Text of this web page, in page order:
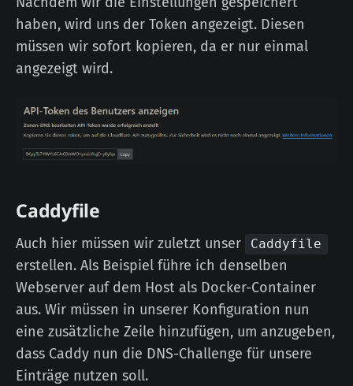
haben, wird uns der Token angezeigt. Diesen
müssen wir sofort kopieren, da er nur einmal
angezeigt wird.
Caddyfile
Auch hier müssen wir zuletzt unser Caddyfile
erstellen. Als Beispiel führe ich denselben
Webserver auf dem Host als Docker-Container
aus. Wir müssen in unserer Konfiguration nun
eine zusätzliche Zeile hinzufügen, um anzugeben,
dass Caddy nun die DNS-Challenge für unsere
Einträge nutzen soll.